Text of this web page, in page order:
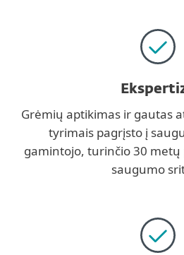
Grėmių aptikimas ir gautas
tyrimais pagrįsto į
gamintojo, turinčio 30
saugumo